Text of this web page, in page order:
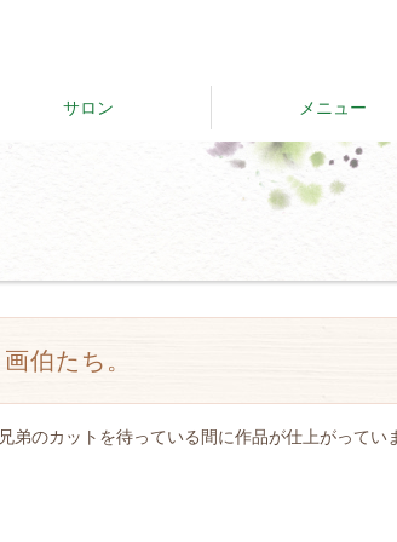
サロン メニュー
画伯たち。
兄弟のカットを待っている間に作品が仕上がってい